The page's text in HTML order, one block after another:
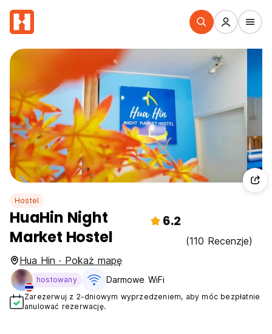
Hostel
HuaHin Night
Market Hostel
6.2
(110 Recenzje)
Hua Hin · Pokaż mapę
hostowany Darmowe WiFi
Zarezerwuj z 2-dniowym wyprzedzeniem, aby móc bezpłatnie
anulować rezerwację.